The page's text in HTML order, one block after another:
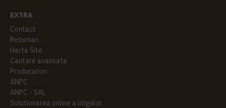
EXTRA
Contact
Returnari
Harta Site
Cautare avansata
Producatori
ANPC
ANPC - SAL
Solutionarea online a litigiilor